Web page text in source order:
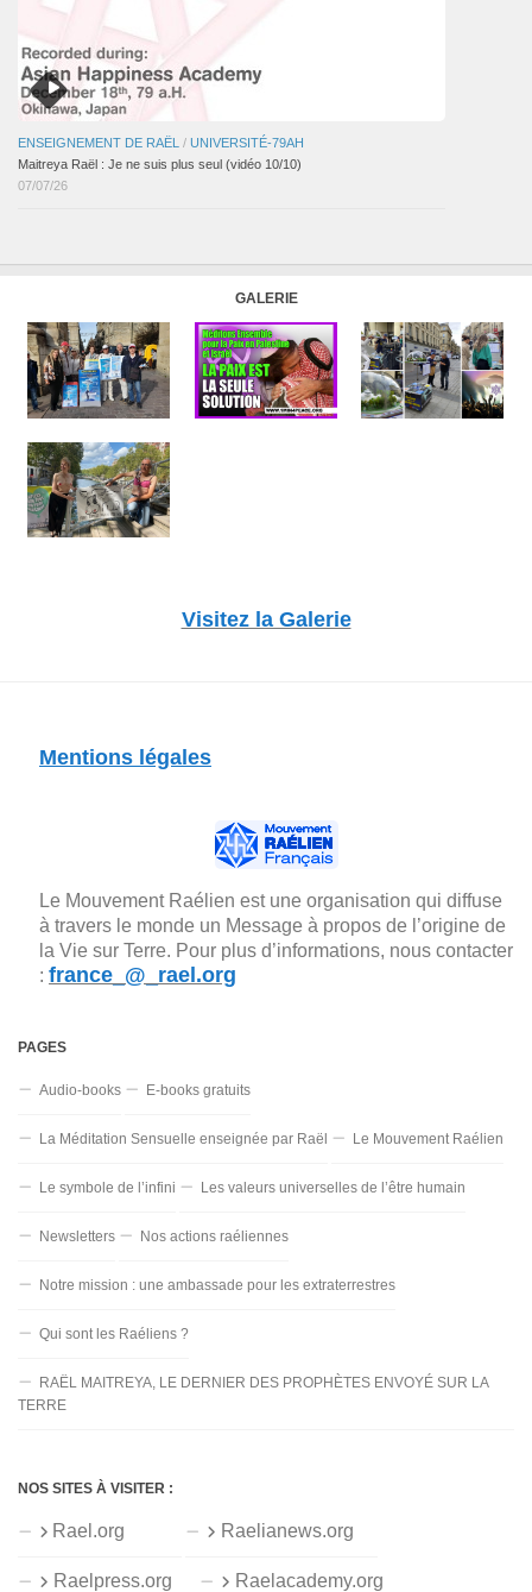
ENSEIGNEMENT DE RAËL / UNIVERSITÉ-79AH
Maitreya Raël : Je ne suis plus seul (vidéo 10/10)
07/07/26
GALERIE
Visitez la Galerie
Mentions légales
Le Mouvement Raélien est une organisation qui diffuse
à travers le monde un Message à propos de l’origine de
la Vie sur Terre. Pour plus d’informations, nous contacter
: france_@_rael.org
PAGES
Audio-books E-books gratuits
La Méditation Sensuelle enseignée par Raël Le Mouvement Raélien
Le symbole de l’infini Les valeurs universelles de l’être humain
Newsletters Nos actions raéliennes
Notre mission : une ambassade pour les extraterrestres
Qui sont les Raéliens ?
RAËL MAITREYA, LE DERNIER DES PROPHÈTES ENVOYÉ SUR LA
TERRE
NOS SITES À VISITER :
Rael.org Raelianews.org
Raelpress.org Raelacademy.org